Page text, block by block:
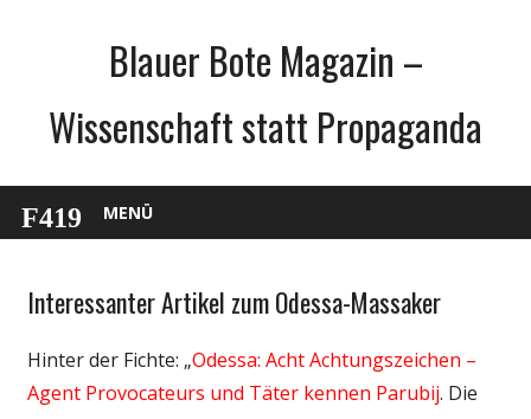
Blauer Bote Magazin –
Wissenschaft statt Propaganda
MENÜ
Gesellschaft
Politik
Webfundstück
Interessanter Artikel zum Odessa-Massaker
Hinter der Fichte: „Odessa: Acht Achtungszeichen –
Agent Provocateurs und Täter kennen Parubij. Die